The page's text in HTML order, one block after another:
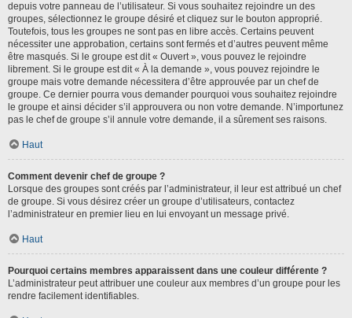
depuis votre panneau de l’utilisateur. Si vous souhaitez rejoindre un des
groupes, sélectionnez le groupe désiré et cliquez sur le bouton approprié.
Toutefois, tous les groupes ne sont pas en libre accès. Certains peuvent
nécessiter une approbation, certains sont fermés et d’autres peuvent même
être masqués. Si le groupe est dit « Ouvert », vous pouvez le rejoindre
librement. Si le groupe est dit « À la demande », vous pouvez rejoindre le
groupe mais votre demande nécessitera d’être approuvée par un chef de
groupe. Ce dernier pourra vous demander pourquoi vous souhaitez rejoindre
le groupe et ainsi décider s’il approuvera ou non votre demande. N’importunez
pas le chef de groupe s’il annule votre demande, il a sûrement ses raisons.
Haut
Comment devenir chef de groupe ?
Lorsque des groupes sont créés par l’administrateur, il leur est attribué un chef
de groupe. Si vous désirez créer un groupe d’utilisateurs, contactez
l’administrateur en premier lieu en lui envoyant un message privé.
Haut
Pourquoi certains membres apparaissent dans une couleur différente ?
L’administrateur peut attribuer une couleur aux membres d’un groupe pour les
rendre facilement identifiables.